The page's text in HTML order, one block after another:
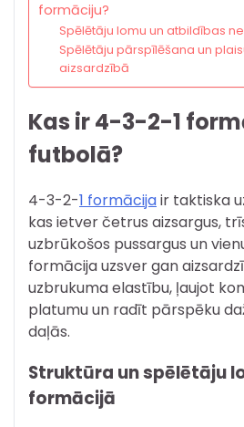
formāciju?
Spēlētāju lomu un atbildības
Spēlētāju pārspīlēšana un
aizsardzībā
Kas ir 4-3-2-1
futbolā?
4-3-2-1 formācijair taktiska
kas ietver četrus aizsargus,
uzbrūkošos pussargus un
formācija uzsver gan
uzbrukuma elastību, ļaujot
platumu un radīt pārspēku
daļās.
Struktūra un spēlētāju
formācijā